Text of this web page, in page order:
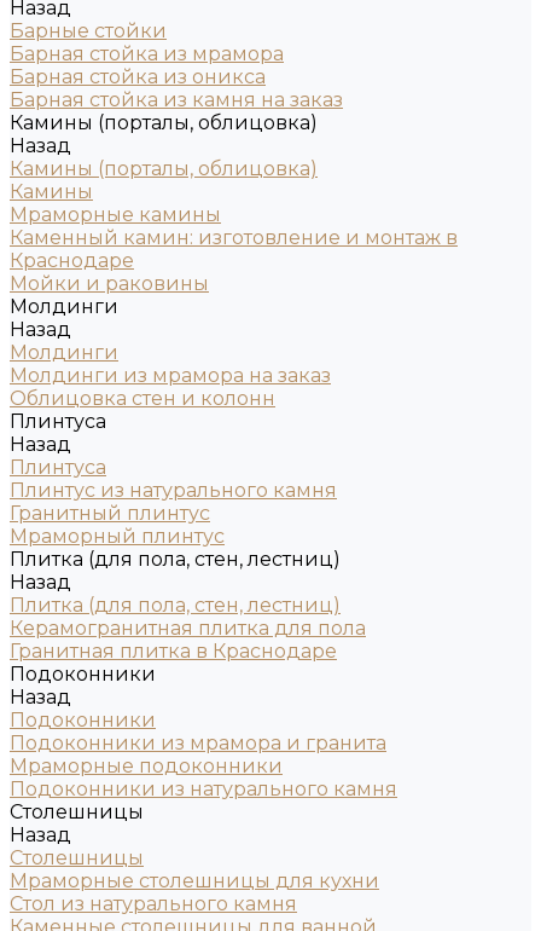
Назад
Барные стойки
Барная стойка из мрамора
Барная стойка из оникса
Барная стойка из камня на заказ
Камины (порталы, облицовка)
Назад
Камины (порталы, облицовка)
Камины
Мраморные камины
Каменный камин: изготовление и монтаж в
Краснодаре
Мойки и раковины
Молдинги
Назад
Молдинги
Молдинги из мрамора на заказ
Облицовка стен и колонн
Плинтуса
Назад
Плинтуса
Плинтус из натурального камня
Гранитный плинтус
Мраморный плинтус
Плитка (для пола, стен, лестниц)
Назад
Плитка (для пола, стен, лестниц)
Керамогранитная плитка для пола
Гранитная плитка в Краснодаре
Подоконники
Назад
Подоконники
Подоконники из мрамора и гранита
Мраморные подоконники
Подоконники из натурального камня
Столешницы
Назад
Столешницы
Мраморные столешницы для кухни
Стол из натурального камня